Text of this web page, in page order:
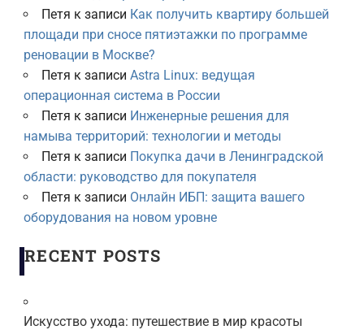
Петя к записи Как получить квартиру большей
площади при сносе пятиэтажки по программе
реновации в Москве?
Петя к записи Astra Linux: ведущая
операционная система в России
Петя к записи Инженерные решения для
намыва территорий: технологии и методы
Петя к записи Покупка дачи в Ленинградской
области: руководство для покупателя
Петя к записи Онлайн ИБП: защита вашего
оборудования на новом уровне
RECENT POSTS
Искусство ухода: путешествие в мир красоты